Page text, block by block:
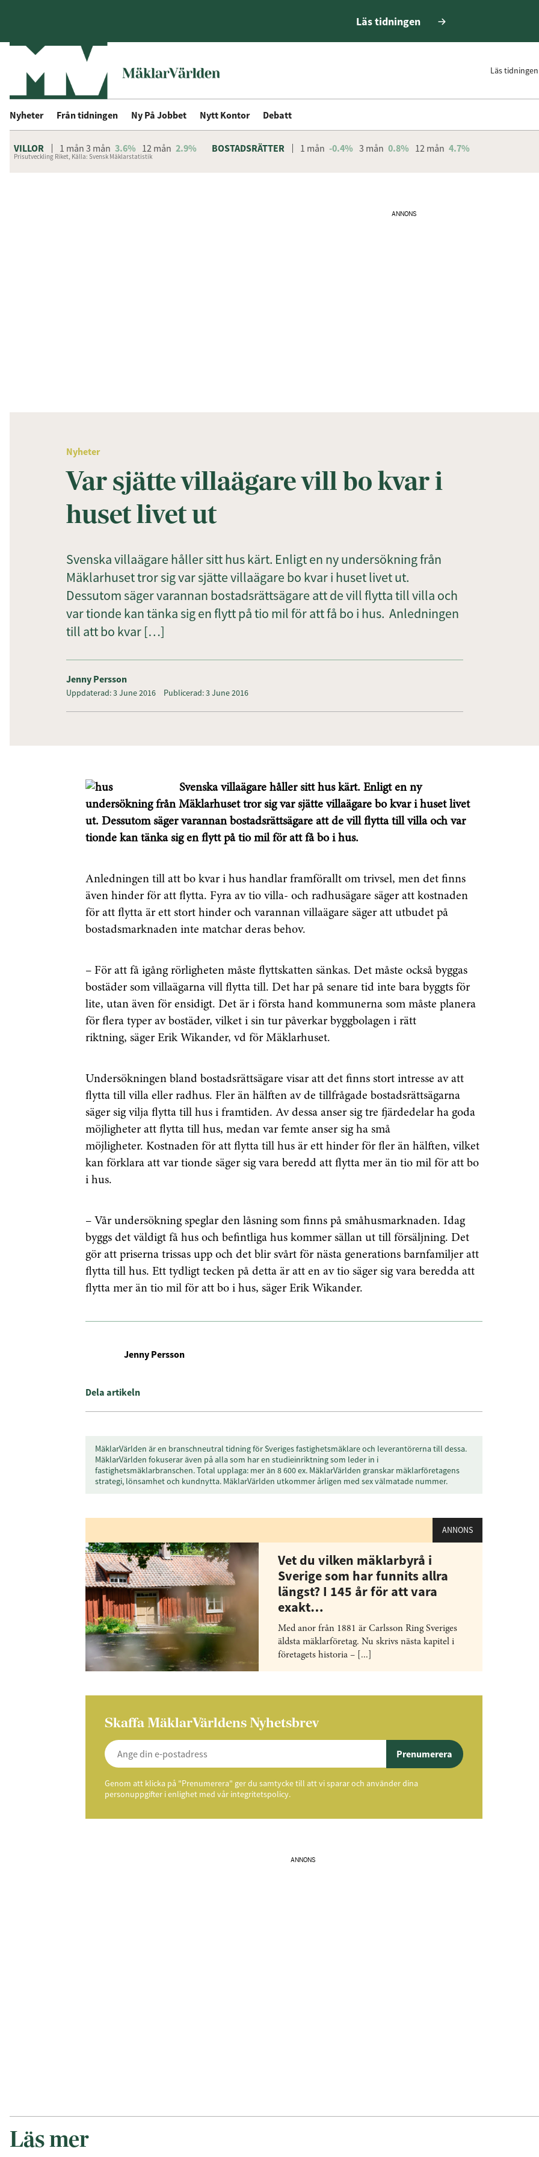
Läs tidningen
Läs tidningen
Nyheter Från tidningen Ny På Jobbet Nytt Kontor Debatt
VILLOR 1 mån 3 mån 3.6% 12 mån 2.9% BOSTADSRÄTTER 1 mån -0.4% 3 mån 0.8% 12 mån 4.7%
Prisutveckling Riket, Källa: Svensk Mäklarstatistik
ANNONS
Nyheter
Var sjätte villaägare vill bo kvar i
huset livet ut
Svenska villaägare håller sitt hus kärt. Enligt en ny undersökning från
Mäklarhuset tror sig var sjätte villaägare bo kvar i huset livet ut.
Dessutom säger varannan bostadsrättsägare att de vill flytta till villa och
var tionde kan tänka sig en flytt på tio mil för att få bo i hus. Anledningen
till att bo kvar […]
Jenny Persson
Uppdaterad: 3 June 2016 Publicerad: 3 June 2016
Svenska villaägare håller sitt hus kärt. Enligt en ny
undersökning från Mäklarhuset tror sig var sjätte villaägare bo kvar i huset livet
ut. Dessutom säger varannan bostadsrättsägare att de vill flytta till villa och var
tionde kan tänka sig en flytt på tio mil för att få bo i hus.
Anledningen till att bo kvar i hus handlar framförallt om trivsel, men det finns
även hinder för att flytta. Fyra av tio villa- och radhusägare säger att kostnaden
för att flytta är ett stort hinder och varannan villaägare säger att utbudet på
bostadsmarknaden inte matchar deras behov.
– För att få igång rörligheten måste flyttskatten sänkas. Det måste också byggas
bostäder som villaägarna vill flytta till. Det har på senare tid inte bara byggts för
lite, utan även för ensidigt. Det är i första hand kommunerna som måste planera
för flera typer av bostäder, vilket i sin tur påverkar byggbolagen i rätt
riktning, säger Erik Wikander, vd för Mäklarhuset.
Undersökningen bland bostadsrättsägare visar att det finns stort intresse av att
flytta till villa eller radhus. Fler än hälften av de tillfrågade bostadsrättsägarna
säger sig vilja flytta till hus i framtiden. Av dessa anser sig tre fjärdedelar ha goda
möjligheter att flytta till hus, medan var femte anser sig ha små
möjligheter. Kostnaden för att flytta till hus är ett hinder för fler än hälften, vilket
kan förklara att var tionde säger sig vara beredd att flytta mer än tio mil för att bo
i hus.
– Vår undersökning speglar den låsning som finns på småhusmarknaden. Idag
byggs det väldigt få hus och befintliga hus kommer sällan ut till försäljning. Det
gör att priserna trissas upp och det blir svårt för nästa generations barnfamiljer att
flytta till hus. Ett tydligt tecken på detta är att en av tio säger sig vara beredda att
flytta mer än tio mil för att bo i hus, säger Erik Wikander.
Jenny Persson
Dela artikeln
MäklarVärlden är en branschneutral tidning för Sveriges fastighetsmäklare och leverantörerna till dessa.
MäklarVärlden fokuserar även på alla som har en studieinriktning som leder in i
fastighetsmäklarbranschen. Total upplaga: mer än 8 600 ex. MäklarVärlden granskar mäklarföretagens
strategi, lönsamhet och kundnytta. MäklarVärlden utkommer årligen med sex välmatade nummer.
ANNONS
Vet du vilken mäklarbyrå i
Sverige som har funnits allra
längst? I 145 år för att vara
exakt…
Med anor från 1881 är Carlsson Ring Sveriges
äldsta mäklarföretag. Nu skrivs nästa kapitel i
företagets historia – [...]
Skaffa MäklarVärldens Nyhetsbrev
Prenumerera
Genom att klicka på "Prenumerera" ger du samtycke till att vi sparar och använder dina
personuppgifter i enlighet med vår integritetspolicy.
ANNONS
Läs mer
Få den senaste informationen
först
Anmäl dig till vårt nyhetsbrev!